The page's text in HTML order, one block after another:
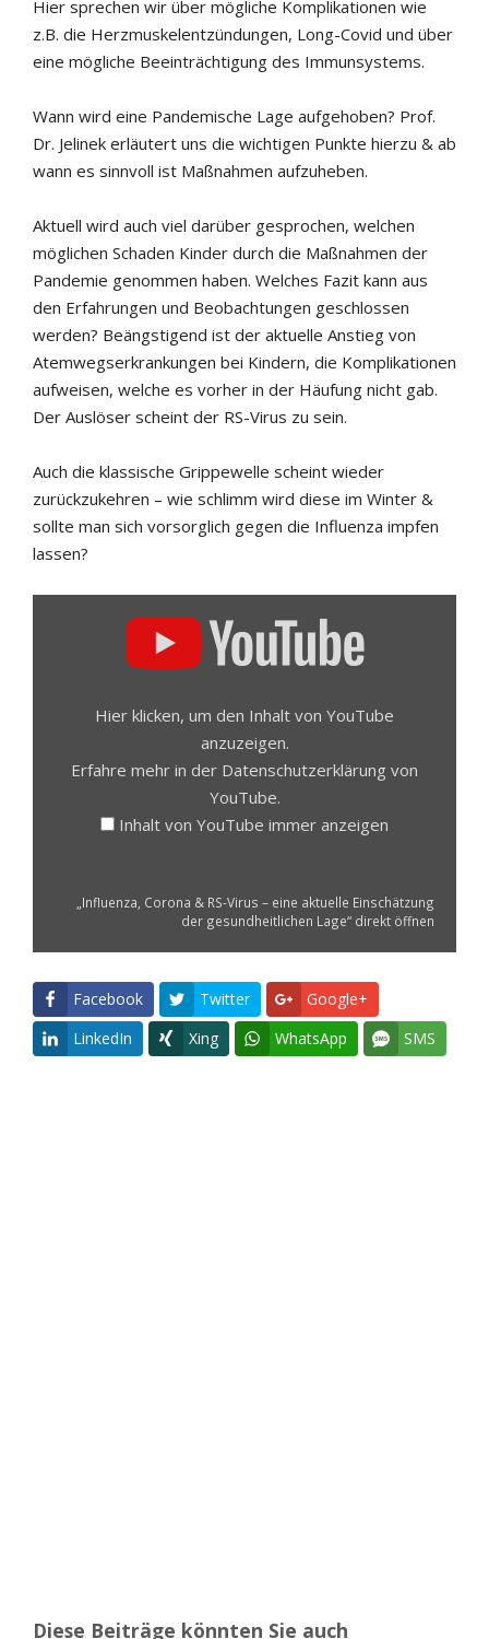
Hier sprechen wir über mögliche Komplikationen wie
z.B. die Herzmuskelentzündungen, Long-Covid und über
eine mögliche Beeinträchtigung des Immunsystems.
Wann wird eine Pandemische Lage aufgehoben? Prof.
Dr. Jelinek erläutert uns die wichtigen Punkte hierzu & ab
wann es sinnvoll ist Maßnahmen aufzuheben.
Aktuell wird auch viel darüber gesprochen, welchen
möglichen Schaden Kinder durch die Maßnahmen der
Pandemie genommen haben. Welches Fazit kann aus
den Erfahrungen und Beobachtungen geschlossen
werden? Beängstigend ist der aktuelle Anstieg von
Atemwegserkrankungen bei Kindern, die Komplikationen
aufweisen, welche es vorher in der Häufung nicht gab.
Der Auslöser scheint der RS-Virus zu sein.
Auch die klassische Grippewelle scheint wieder
zurückzukehren – wie schlimm wird diese im Winter &
sollte man sich vorsorglich gegen die Influenza impfen
lassen?
Hier klicken, um den Inhalt von YouTube
anzuzeigen.
Erfahre mehr in der Datenschutzerklärung von
YouTube.
Inhalt von YouTube immer anzeigen
„Influenza, Corona & RS-Virus – eine aktuelle Einschätzung
der gesundheitlichen Lage“ direkt öffnen
Facebook Twitter
Google+
LinkedIn
Xing WhatsApp SMS
Diese Beiträge könnten Sie auch